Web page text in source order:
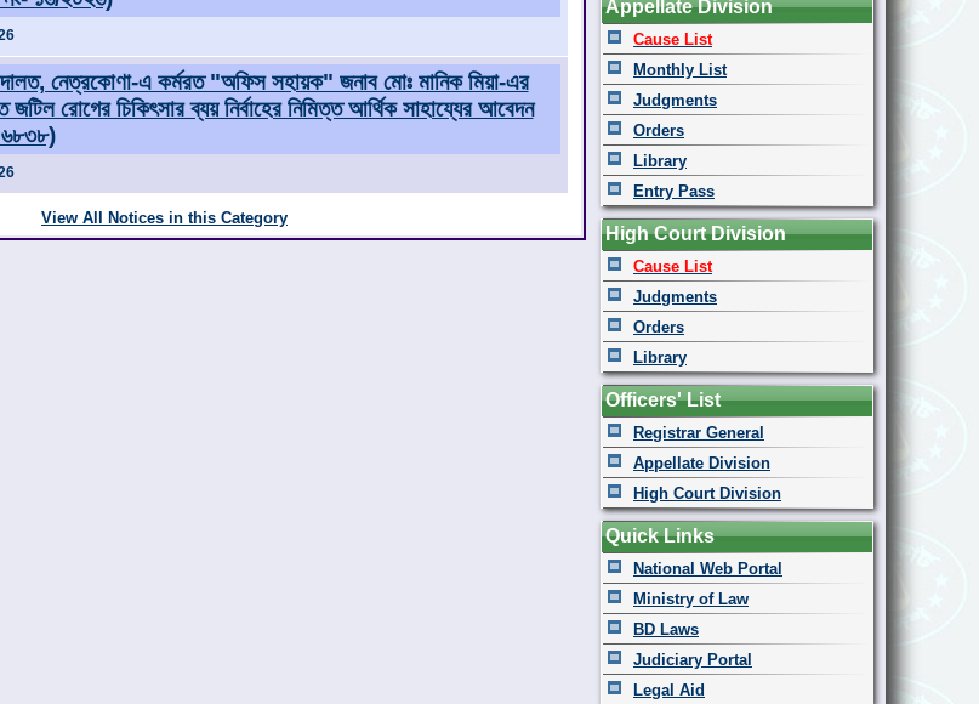
নেত্রকোণা-এ কর্মরত "অফিস সহায়ক" জনাব মোঃ মানিক মিয়া-এর
রোগের চিকিৎসার ব্যয় নির্বাহের নিমিত্ত আর্থিক সাহায্যের আবেদন
৬৮৩৮)
View All Notices in this Category
Appellate Division
Cause List
Monthly List
Judgments
Orders
Library
Entry Pass
High Court Division
Cause List
Judgments
Orders
Library
Officers' List
Registrar General
Appellate Division
High Court Division
Quick Links
National Web Portal
Ministry of Law
BD Laws
Judiciary Portal
Legal Aid